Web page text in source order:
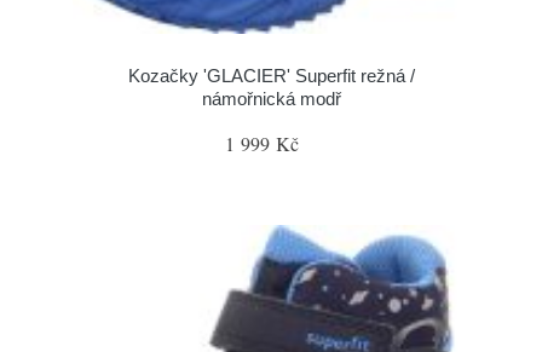
Kozačky 'GLACIER' Superfit režná /
námořnická modř
1 999 Kč